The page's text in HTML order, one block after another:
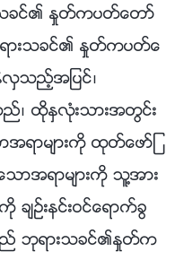
ခင္၏ ႏႈတ္ကပတ္ေတာ္
းသခင္၏ ႏႈတ္ကပတ္ေ
သည့္အျပင္၊
ထိုႏွလုံးသားအတြင္း
ာအရာမ်ားကို ထုတ္ေဖာ္ျ
အရာမ်ားကို သူ႔အား
ခ်ဥ္းနင္းဝင္ေရာက္ခြ
ဘုရားသခင္၏ႏႈတ္က